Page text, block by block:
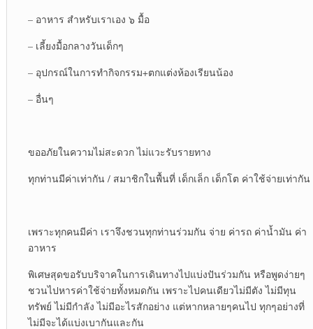
– อาหาร สำหรับเราเอง ๖ มื้อ
– เลี้ยงมื้อกลางวันเด็กๆ
– อุปกรณ์ในการทำกิจกรรม+ตกแต่งห้องเรียนน้อง
– อื่นๆ
ขออภัยในความไม่สะดวก ไม่แวะรับรายทาง
ทุกท่านมีค่าเท่ากัน / สมาชิกในพื้นที่ เด็กเล็ก เด็กโต ค่าใช้จ่ายเท่ากัน
เพราะทุกคนมีค่า เราจึงชวนทุกท่านร่วมกัน จ่าย ค่ารถ ค่าน้ำมัน ค่า
อาหาร
พิเศษสุดขอรับบริจาคในการเดินทางไปแบ่งปันร่วมกัน หรือพูดง่ายๆ
ชวนไปหารค่าใช้จ่ายทั้งหมดกัน เพราะไปคนเดียวไม่มีตัง ไม่มีทุน
ทรัพย์ ไม่มีกำลัง ไม่มีอะไรสักอย่าง แต่หากหลายๆคนไป ทุกๆอย่างที่
ไม่มีจะได้แบ่งเบากันและกัน